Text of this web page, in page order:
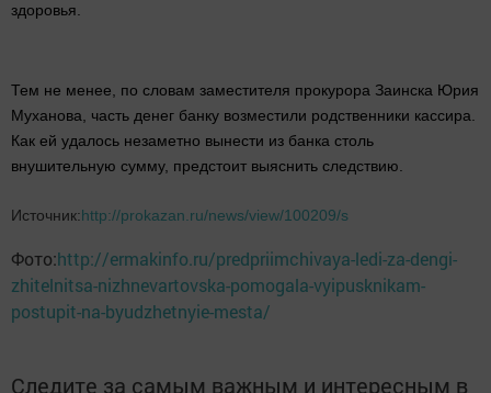
здоровья.
Тем не менее, по словам заместителя прокурора Заинска Юрия
Муханова, часть денег банку возместили родственники кассира.
Как ей удалось незаметно вынести из банка столь
внушительную сумму, предстоит выяснить следствию.
Источник:http://prokazan.ru/news/view/100209/s
Фото:http://ermakinfo.ru/predpriimchivaya-ledi-za-dengi-
zhitelnitsa-nizhnevartovska-pomogala-vyipusknikam-
postupit-na-byudzhetnyie-mesta/
Следите за самым важным и интересным в